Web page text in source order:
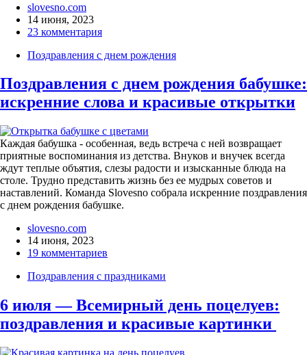
slovesno.com
14 июня, 2023
23 комментария
Поздравления с днем рождения
Поздравления с днем рождения бабушке:
искренние слова и красивые открытки
Каждая бабушка - особенная, ведь встреча с ней возвращает
приятные воспоминания из детства. Внуков и внучек всегда
ждут теплые объятия, слезы радости и изысканные блюда на
столе. Трудно представить жизнь без ее мудрых советов и
наставлений. Команда Slovesno собрала искренние поздравления
с днем рождения бабушке.
slovesno.com
14 июня, 2023
19 комментариев
Поздравления с праздниками
6 июля — Всемирный день поцелуев:
поздравления и красивые картинки